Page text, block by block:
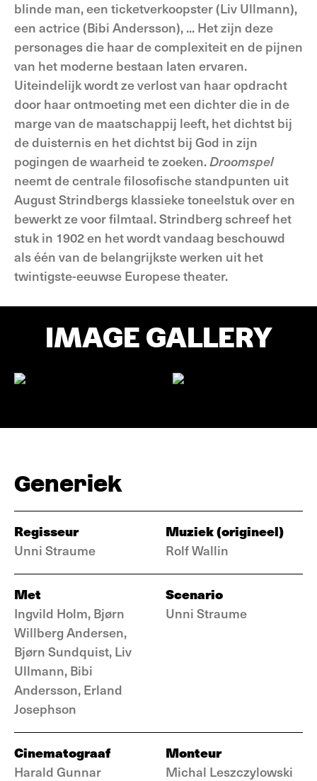
blinde man, een ticketverkoopster (Liv Ullmann),
een actrice (Bibi Andersson), ... Het zijn deze
personages die haar de complexiteit en de pijnen
van het moderne bestaan laten ervaren.
Uiteindelijk wordt ze verlost van haar opdracht
door haar ontmoeting met een dichter die in de
marge van de maatschappij leeft, het dichtst bij
de duisternis en het dichtst bij God in zijn
pogingen de waarheid te zoeken.Droomspel
neemt de centrale filosofische standpunten uit
August Strindbergs klassieke toneelstuk over en
bewerkt ze voor filmtaal. Strindberg schreef het
stuk in 1902 en het wordt vandaag beschouwd
als één van de belangrijkste werken uit het
twintigste­-eeuwse Europese theater.
IMAGE GALLERY
Generiek
Regisseur
Unni Straume
Muziek (origineel)
Rolf Wallin
Met
Ingvild Holm, Bjørn
Willberg Andersen,
Bjørn Sundquist, Liv
Ullmann, Bibi
Andersson, Erland
Josephson
Scenario
Unni Straume
Cinematograaf
Harald Gunnar
Monteur
Michal Leszczylowski